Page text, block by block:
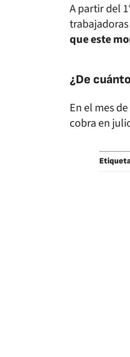
A partir del
que este
¿De
En el mes
cobra en